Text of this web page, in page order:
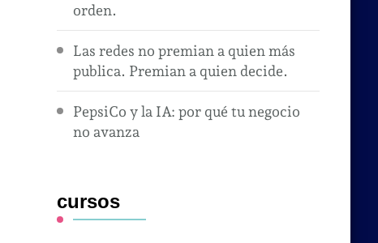
orden.
Las redes no premian a quien más
publica. Premian a quien decide.
PepsiCo y la IA: por qué tu negocio
no avanza
cursos